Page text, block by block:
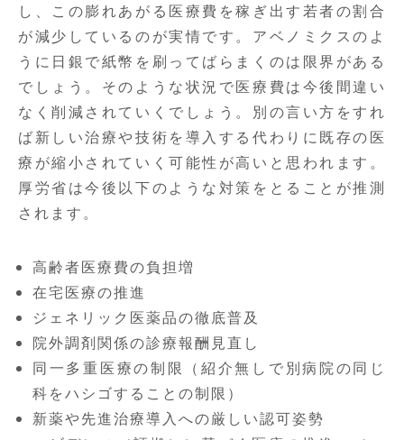
し、この膨れあがる医療費を稼ぎ出す若者の割合
が減少しているのが実情です。アベノミクスのよ
うに日銀で紙幣を刷ってばらまくのは限界がある
でしょう。そのような状況で医療費は今後間違い
なく削減されていくでしょう。別の言い方をすれ
ば新しい治療や技術を導入する代わりに既存の医
療が縮小されていく可能性が高いと思われます。
厚労省は今後以下のような対策をとることが推測
されます。
高齢者医療費の負担増
在宅医療の推進
ジェネリック医薬品の徹底普及
院外調剤関係の診療報酬見直し
同一多重医療の制限（紹介無しで別病院の同じ
科をハシゴすることの制限）
新薬や先進治療導入への厳しい認可姿勢